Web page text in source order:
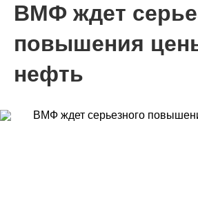
ВМФ ждет
повышения
нефть